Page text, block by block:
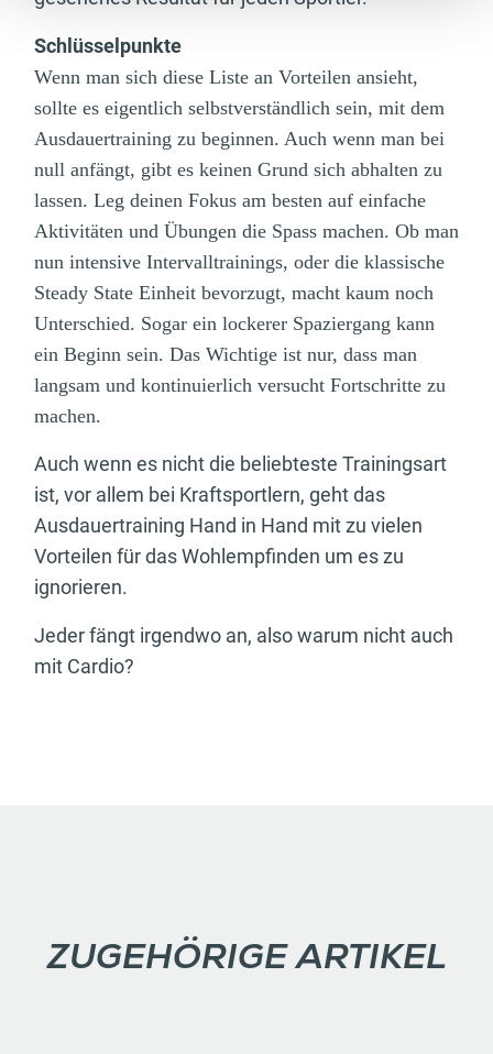
Schlüsselpunkte
Wenn man sich diese Liste an Vorteilen ansieht,
sollte es eigentlich selbstverständlich sein, mit dem
Ausdauertraining zu beginnen. Auch wenn man bei
null anfängt, gibt es keinen Grund sich abhalten zu
lassen. Leg deinen Fokus am besten auf einfache
Aktivitäten und Übungen die Spass machen. Ob man
nun intensive Intervalltrainings, oder die klassische
Steady State Einheit bevorzugt, macht kaum noch
Unterschied. Sogar ein lockerer Spaziergang kann
ein Beginn sein. Das Wichtige ist nur, dass man
langsam und kontinuierlich versucht Fortschritte zu
machen.
Auch wenn es nicht die beliebteste Trainingsart
ist, vor allem bei Kraftsportlern, geht das
Ausdauertraining Hand in Hand mit zu vielen
Vorteilen für das Wohlempfinden um es zu
ignorieren.
Jeder fängt irgendwo an, also warum nicht auch
mit Cardio?
ZUGEHÖRIGE ARTIKEL